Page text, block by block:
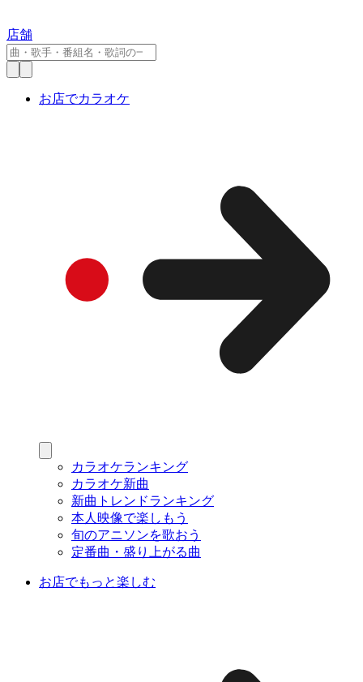
店舗
お店でカラオケ
カラオケランキング
カラオケ新曲
新曲トレンドランキング
本人映像で楽しもう
旬のアニソンを歌おう
定番曲・盛り上がる曲
お店でもっと楽しむ